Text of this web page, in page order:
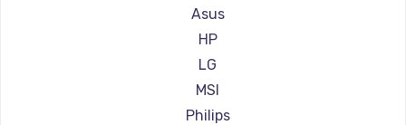
Ремонт мониторов Hisense
Ремонт мониторов АОС
Ремонт мониторов Ardor
Ремонт мониторов Machenike
Ремонт мониторов iru
Asus
HP
LG
MSI
Philips